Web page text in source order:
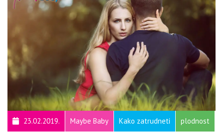
23.02.2019. Maybe Baby Kako zatrudneti plodnost